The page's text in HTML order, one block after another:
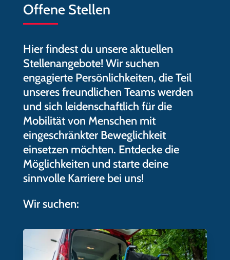
Offene Stellen
Hier findest du unsere aktuellen
Stellenangebote! Wir suchen
engagierte Persönlichkeiten, die Teil
unseres freundlichen Teams werden
und sich leidenschaftlich für die
Mobilität von Menschen mit
eingeschränkter Beweglichkeit
einsetzen möchten. Entdecke die
Möglichkeiten und starte deine
sinnvolle Karriere bei uns!
Wir suchen: